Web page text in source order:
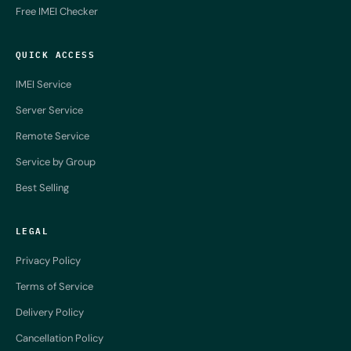
Free IMEI Checker
QUICK ACCESS
IMEI Service
Server Service
Remote Service
Service by Group
Best Selling
LEGAL
Privacy Policy
Terms of Service
Delivery Policy
Cancellation Policy